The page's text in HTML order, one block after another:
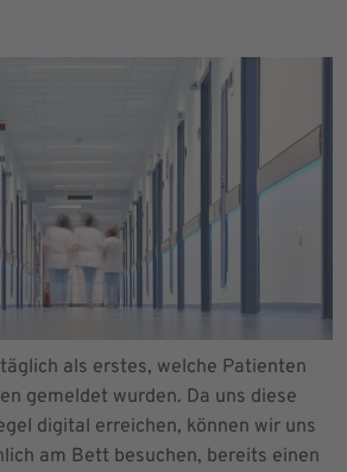
als erstes, welche Patienten
gemeldet wurden. Da uns diese
digital erreichen, können wir uns
am Bett besuchen, bereits einen